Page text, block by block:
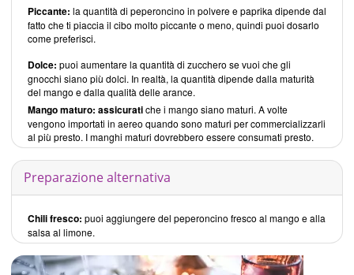
Piccante: la quantità di peperoncino in polvere e paprika dipende dal
fatto che ti piaccia il cibo molto piccante o meno, quindi puoi dosarlo
come preferisci.
Dolce: puoi aumentare la quantità di zucchero se vuoi che gli
gnocchi siano più dolci. In realtà, la quantità dipende dalla maturità
del mango e dalla qualità delle arance.
Mango maturo: assicuratiche i mango siano maturi. A volte
vengono importati in aereo quando sono maturi per commercializzarli
al più presto. I manghi maturi dovrebbero essere consumati presto.
Preparazione alternativa
Chili fresco: puoi aggiungere del peperoncino fresco al mango e alla
salsa al limone.